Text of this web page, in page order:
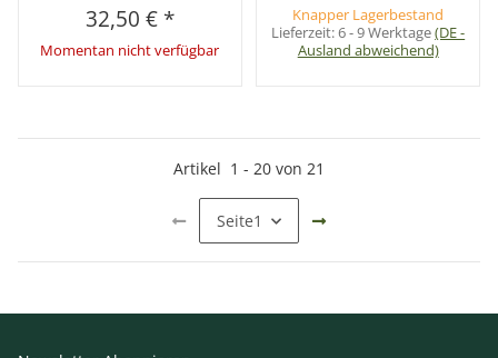
32,50 € *
Momentan nicht verfügbar
Knapper Lagerbestand
Lieferzeit:6 - 9 Werktage(DE -
Ausland abweichend)
Artikel 1 - 20 von 21
Seite1